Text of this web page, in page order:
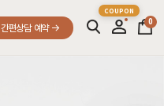
간편상담 예약
0